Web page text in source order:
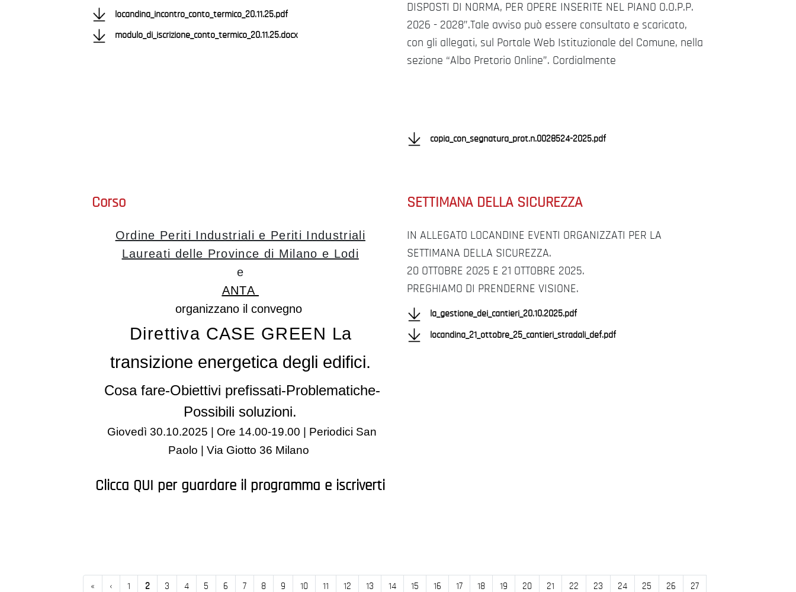
locandina_incontro_conto_termico_20.11.25.pdf
modulo_di_iscrizione_conto_termico_20.11.25.docx
DISPOSTI DI NORMA, PER OPERE INSERITE NEL PIANO O.O.P.P.
2026 - 2028”.Tale avviso può essere consultato e scaricato,
con gli allegati, sul Portale Web Istituzionale del Comune, nella
sezione “Albo Pretorio Online”. Cordialmente
copia_con_segnatura_prot.n.0028524-2025.pdf
Corso
Ordine Periti Industriali e Periti Industriali
Laureati delle Province di Milano e Lodi
e
ANTA
organizzano il convegno
Direttiva CASE GREEN La
transizione energetica degli edifici.
Cosa fare-Obiettivi prefissati-Problematiche-
Possibili soluzioni.
Giovedì 30.10.2025
| Ore 14.00-19.00 | Periodici San
Paolo | Via Giotto 36 Milano
Clicca QUI per guardare il programma e iscriverti
SETTIMANA DELLA SICUREZZA
IN ALLEGATO LOCANDINE EVENTI ORGANIZZATI PER LA
SETTIMANA DELLA SICUREZZA.
20 OTTOBRE 2025 E 21 OTTOBRE 2025.
PREGHIAMO DI PRENDERNE VISIONE.
la_gestione_dei_cantieri_20.10.2025.pdf
locandina_21_ottobre_25_cantieri_stradali_def.pdf
«Inizio‹Precedente
1 2 3 4 5 6 7 8 9 10 11 12 13 14 15 16 17 18 19 20 21 22 23 24 25 26 27